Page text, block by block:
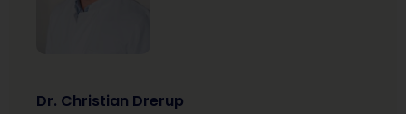
Dr. Christian Drerup